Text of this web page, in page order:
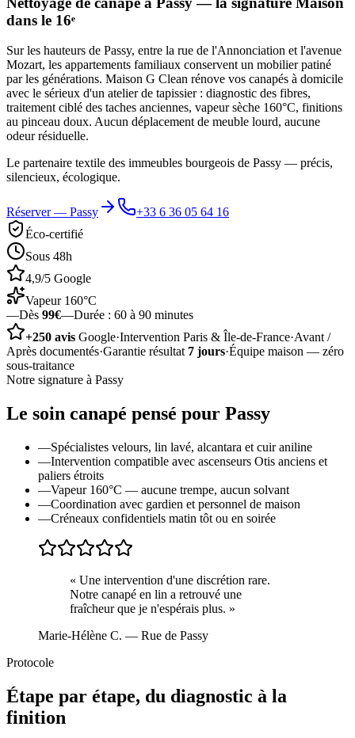
dans le 16ᵉ
Sur les hauteurs de Passy, entre la rue de l'Annonciation et l'avenue
Mozart, les appartements familiaux conservent un mobilier patiné
par les générations. Maison G Clean rénove vos canapés à domicile
avec le sérieux d'un atelier de tapissier : diagnostic des fibres,
traitement ciblé des taches anciennes, vapeur sèche 160°C, finitions
au pinceau doux. Aucun déplacement de meuble lourd, aucune
odeur résiduelle.
Le partenaire textile des immeubles bourgeois de Passy — précis,
silencieux, écologique.
Réserver — Passy
+33 6 36 05 64 16
Éco-certifié
Sous 48h
4,9/5 Google
Vapeur 160°C
—Dès 99€—Durée : 60 à 90 minutes
+250 avis Google·Intervention Paris & Île-de-France·Avant /
Après documentés·Garantie résultat 7 jours·Équipe maison — zéro
sous-traitance
Notre signature à Passy
Le soin canapé pensé pour Passy
—Spécialistes velours, lin lavé, alcantara et cuir aniline
—Intervention compatible avec ascenseurs Otis anciens et
paliers étroits
—Vapeur 160°C — aucune trempe, aucun solvant
—Coordination avec gardien et personnel de maison
—Créneaux confidentiels matin tôt ou en soirée
« Une intervention d'une discrétion rare.
Notre canapé en lin a retrouvé une
fraîcheur que je n'espérais plus. »
Marie-Hélène C. — Rue de Passy
Protocole
Étape par étape, du diagnostic à la
finition